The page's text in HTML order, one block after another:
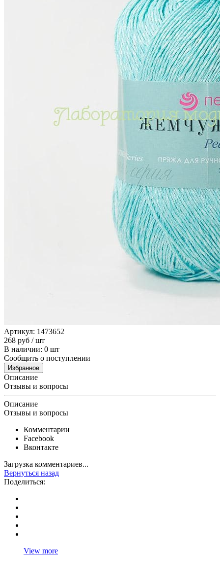
Артикул: 1473652
268 руб / шт
В наличии: 0 шт
Сообщить о поступлении
Избранное
Описание
Отзывы и вопросы
Описание
Отзывы и вопросы
Комментарии
Facebook
Вконтакте
Загрузка комментариев...
Вернуться назад
Поделиться:
View more